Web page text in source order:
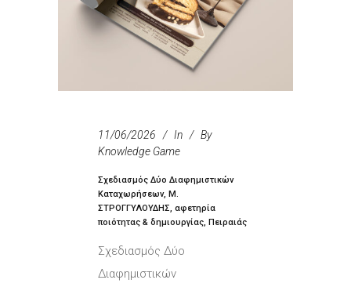
11/06/2026 In
By
Knowledge Game
Σχεδιασμός Δύο Διαφημιστικών
Καταχωρήσεων, Μ.
ΣΤΡΟΓΓΥΛΟΥΔΗΣ, αφετηρία
ποιότητας & δημιουργίας, Πειραιάς
Σχεδιασμός Δύο
Διαφημιστικών